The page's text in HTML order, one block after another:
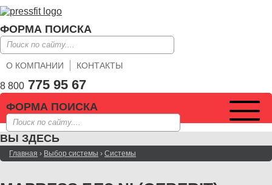
ФОРМА ПОИСКА
О КОМПАНИИ КОНТАКТЫ
8 800 775 95 67
ФОРМА ПОИСКА
ВЫ ЗДЕСЬ
Главная › Выбор системы › Системы